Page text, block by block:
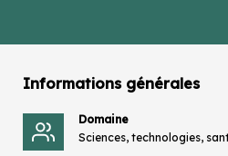
Informations générales
Domaine
Sciences, technologies,